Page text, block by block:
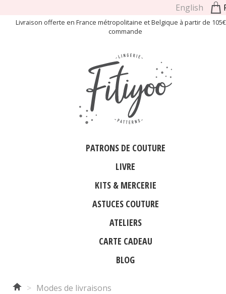
English
Livraison offerte en France métropolitaine et Belgique à partir de
commande
PATRONS DE COUTURE
LIVRE
KITS & MERCERIE
ASTUCES COUTURE
ATELIERS
CARTE CADEAU
BLOG
> Modes de livraisons